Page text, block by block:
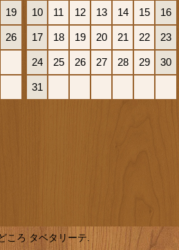
19
26
10 11 12 13 14 15 16
17 18 19 20 21 22 23
24 25 26 27 28 29 30
31
ころ タベタリーテ.